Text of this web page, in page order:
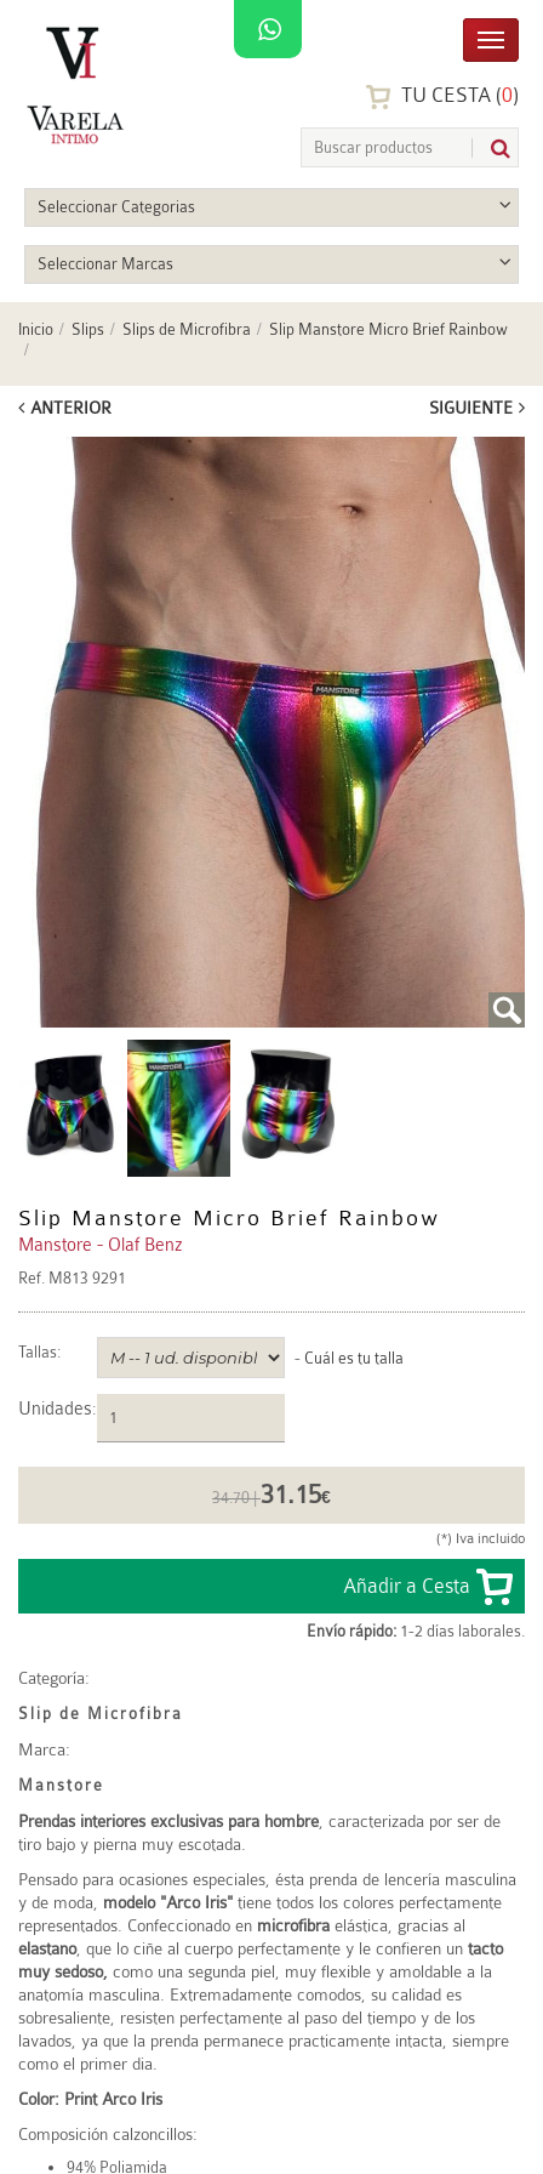
TU CESTA (0)
Seleccionar Categorias
Seleccionar Marcas
Inicio Slips Slips de Microfibra Slip Manstore Micro Brief Rainbow
ANTERIOR SIGUIENTE
Slip Manstore Micro Brief Rainbow
Manstore - Olaf Benz
Ref. M813 9291
Tallas: - Cuál es tu talla
Unidades:
34.70 |31.15€
(*) Iva incluido
Envío rápido: 1-2 días laborales.
Categoría:
Slip de Microfibra
Marca:
Manstore
Prendas interiores exclusivas para hombre, caracterizada por ser de
tiro bajo y pierna muy escotada.
Pensado para ocasiones especiales, ésta prenda de lencería masculina
y de moda, modelo "Arco Iris" tiene todos los colores perfectamente
representados. Confeccionado en microfibra elástica, gracias al
elastano, que lo ciñe al cuerpo perfectamente y le confieren un tacto
muy sedoso, como una segunda piel, muy flexible y amoldable a la
anatomía masculina. Extremadamente comodos, su calidad es
sobresaliente, resisten perfectamente al paso del tiempo y de los
lavados, ya que la prenda permanece practicamente intacta, siempre
como el primer dia.
Color: Print Arco Iris
Composición calzoncillos:
94% Poliamida